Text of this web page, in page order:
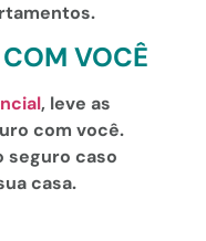
VOCÊ
, leve as
com você.
seguro caso
casa.